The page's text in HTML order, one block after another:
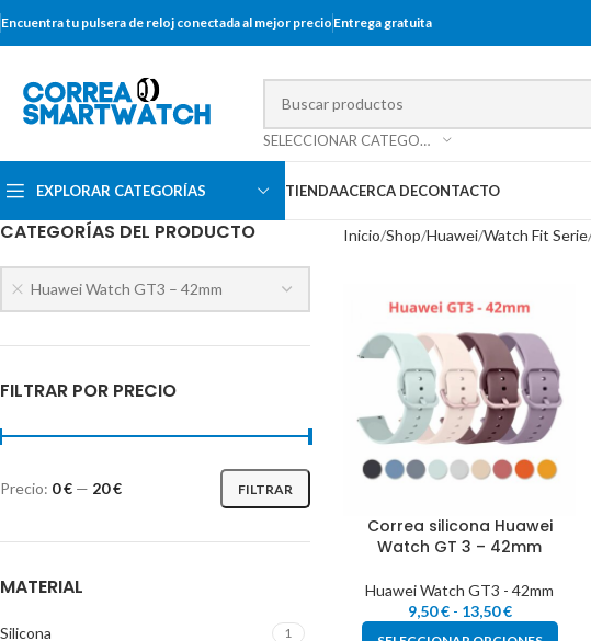
Encuentra tu pulsera de reloj conectada al mejor precio Entrega gratuita
SELECCIONAR CATEGORÍA
EXPLORAR CATEGORÍAS TIENDAACERCA DECONTACTO
CATEGORÍAS DEL PRODUCTO
Huawei Watch GT3 – 42mm
FILTRAR POR PRECIO
FILTRAR
Precio: 0 € — 20 €
MATERIAL
Silicona 1
Inicio Shop Huawei Watch Fit Serie
Correa silicona Huawei
Watch GT 3 – 42mm
Huawei Watch GT3 - 42mm
9,50€ - 13,50€